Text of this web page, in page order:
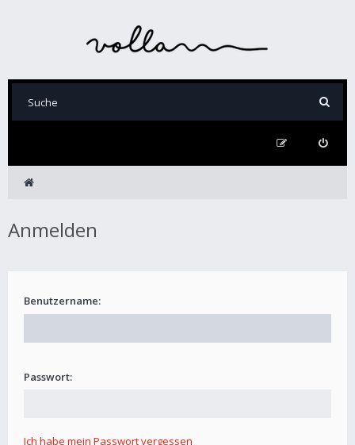
Anmelden
Benutzername:
Passwort:
Ich habe mein Passwort vergessen